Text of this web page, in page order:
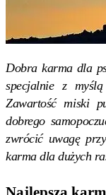
Dobra karma dla
specjalnie z
Zawartość miski
dobrego
zwrócić uwagę
karma dla dużych